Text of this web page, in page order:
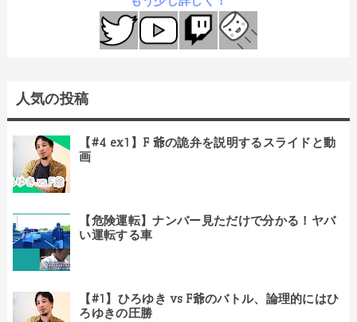
人気の投稿
【#4 ex1】F 爺の詭弁を説明するスライドと動
画
【危険運転】ナンバー見ただけで分かる！ヤバ
い運転する車
【#1】ひろゆき vs F爺のバトル、論理的にはひ
ろゆきの圧勝